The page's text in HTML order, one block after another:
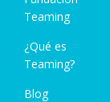
Teaming
¿Qué es
Teaming?
Blog